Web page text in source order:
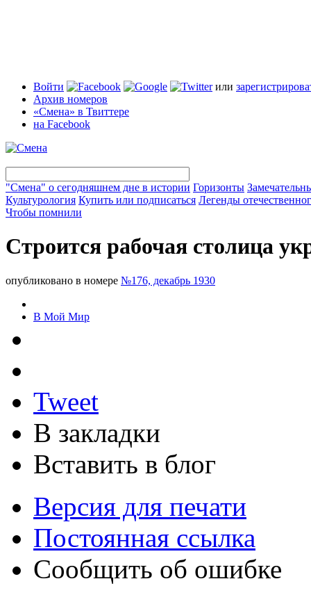
Войти или
Архив номеров
«Смена» в Твиттере
на Facebook
"Смена" о сегодняшнем дне в истории Горизонты
Культурология Купить или подписаться Легенды
Чтобы помнили
Строится рабочая столица
опубликовано в номере №176, декабрь 1930
В Мой Мир
Tweet
В закладки
Вставить в блог
Версия для печати
Постоянная ссылка
Сообщить об ошибке